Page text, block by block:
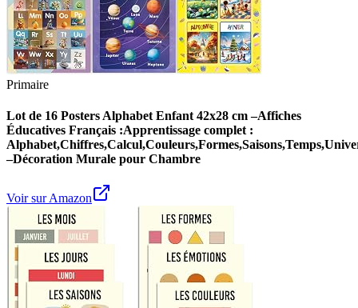
Primaire
Lot de 16 Posters Alphabet Enfant 42x28 cm –Affiches
Éducatives Français :Apprentissage complet :
–Décoration Murale pour Chambre
Voir sur Amazon